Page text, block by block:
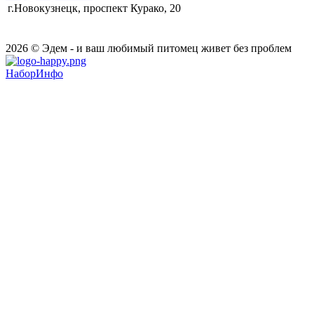
г.Новокузнецк, проспект Курако, 20
2026 © Эдем - и ваш любимый питомец живет без проблем
НаборИнфо